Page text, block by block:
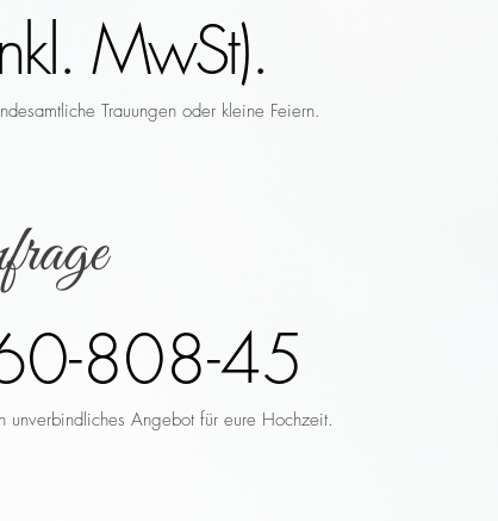
MwSt).
Trauungen oder kleine Feiern.
808-45
unverbindliches Angebot für eure Hochzeit.